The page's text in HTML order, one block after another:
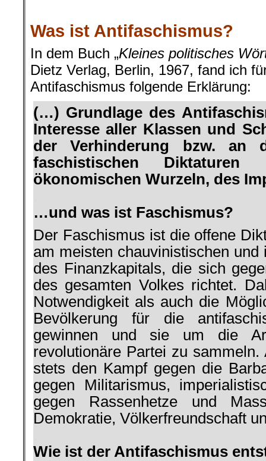
Was ist Antifaschismus?
In dem Buch „Kleines politisches
Dietz Verlag, Berlin, 1967, fand ich
Antifaschismus folgende Erklärung:
(…) Grundlage des
Interesse aller Klassen und
der Verhinderung bzw. an
faschisti­schen
ökonomischen Wurzeln, des
…und was ist Faschismus?
Der Faschismus ist die offene
am meisten chauvinistischen
des Finanzkapitals, die sich
des gesamten Volkes richtet.
Notwendigkeit als auch die
Bevölkerung für die
gewinnen und sie um die
revolutionäre Partei zu
stets den Kampf gegen die
gegen Militarismus,
gegen Rassenhetze und
Demokratie, Völkerfreundschaft
Wie ist der Antifaschismus